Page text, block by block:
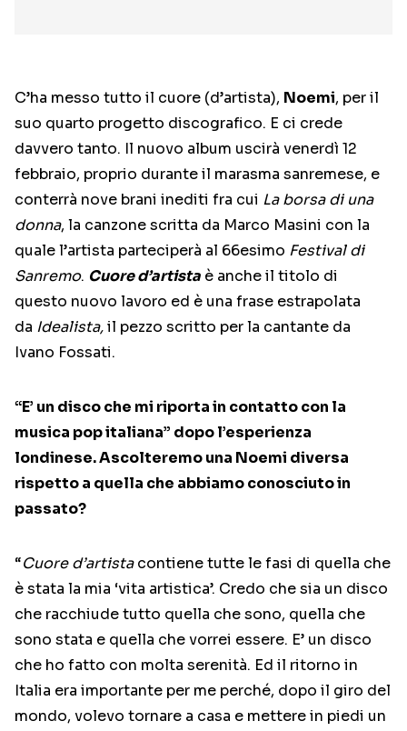
C’ha messo tutto il cuore (d’artista), Noemi, per il
suo quarto progetto discografico. E ci crede
davvero tanto. Il nuovo album uscirà venerdì 12
febbraio, proprio durante il marasma sanremese, e
conterrà nove brani inediti fra cui La borsa di una
donna, la canzone scritta da Marco Masini con la
quale l’artista parteciperà al 66esimo Festival di
Sanremo. Cuore d’artista è anche il titolo di
questo nuovo lavoro ed è una frase estrapolata
da Idealista,il pezzo scritto per la cantante da
Ivano Fossati.
“E’ un disco che mi riporta in contatto con la
musica pop italiana” dopo l’esperienza
londinese. Ascolteremo una Noemi diversa
rispetto a quella che abbiamo conosciuto in
passato?
“Cuore d’artistacontiene tutte le fasi di quella che
è stata la mia ‘vita artistica’. Credo che sia un disco
che racchiude tutto quella che sono, quella che
sono stata e quella che vorrei essere. E’ un disco
che ho fatto con molta serenità. Ed il ritorno in
Italia era importante per me perché, dopo il giro del
mondo, volevo tornare a casa e mettere in piedi un